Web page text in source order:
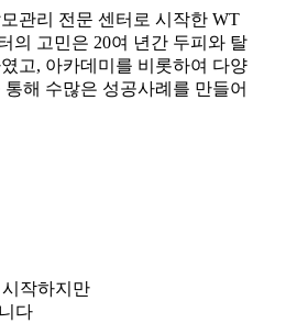
관리 전문 센터로 시작한 WT
의 고민은 20여 년간 두피와 탈
고, 아카데미를 비롯하여 다양
해 수많은 성공사례를 만들어
작하지만
다